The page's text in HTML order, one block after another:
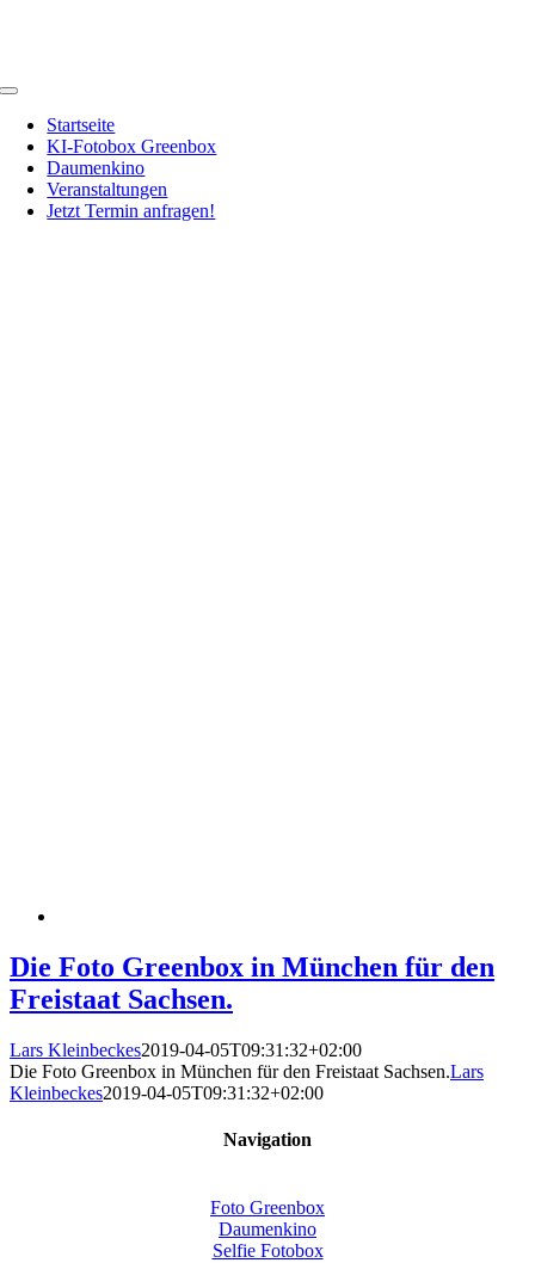
Toggle
NavigationStartseite
KI-Fotobox Greenbox
Daumenkino
Veranstaltungen
Jetzt Termin anfragen!
Die Foto Greenbox in München für den
Freistaat Sachsen.
Lars Kleinbeckes2019-04-05T09:31:32+02:00
Die Foto Greenbox in München für den Freistaat Sachsen.Lars
Kleinbeckes2019-04-05T09:31:32+02:00
Navigation
Foto Greenbox
Daumenkino
Selfie Fotobox